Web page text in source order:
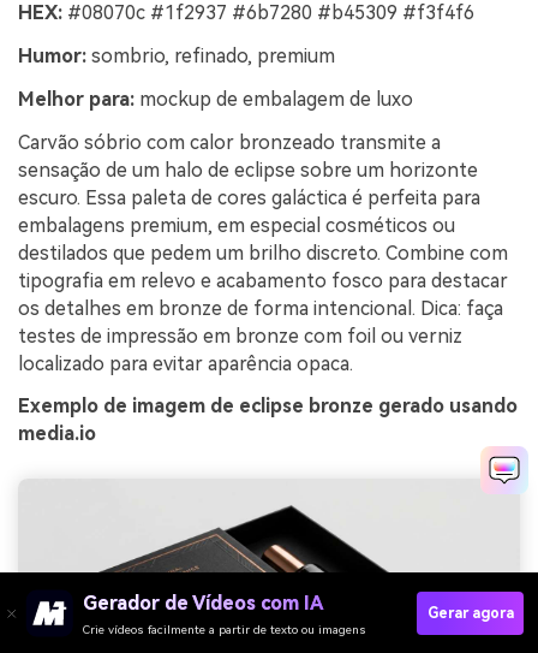
HEX: #08070c #1f2937 #6b7280 #b45309 #f3f4f6
Humor: sombrio, refinado, premium
Melhor para: mockup de embalagem de luxo
Carvão sóbrio com calor bronzeado transmite a
sensação de um halo de eclipse sobre um horizonte
escuro. Essa paleta de cores galáctica é perfeita para
embalagens premium, em especial cosméticos ou
destilados que pedem um brilho discreto. Combine com
tipografia em relevo e acabamento fosco para destacar
os detalhes em bronze de forma intencional. Dica: faça
testes de impressão em bronze com foil ou verniz
localizado para evitar aparência opaca.
Exemplo de imagem de eclipse bronze gerado usando
media.io
Gerador de Vídeos com IA
Crie vídeos facilmente a partir de texto ou imagens
Gerar agora